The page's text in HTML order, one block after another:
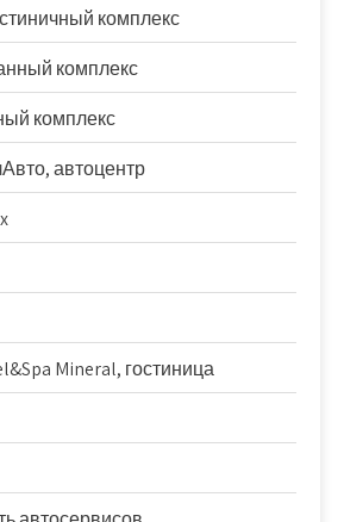
комплекс
комплекс
комплекс
автоцентр
Mineral, гостиница